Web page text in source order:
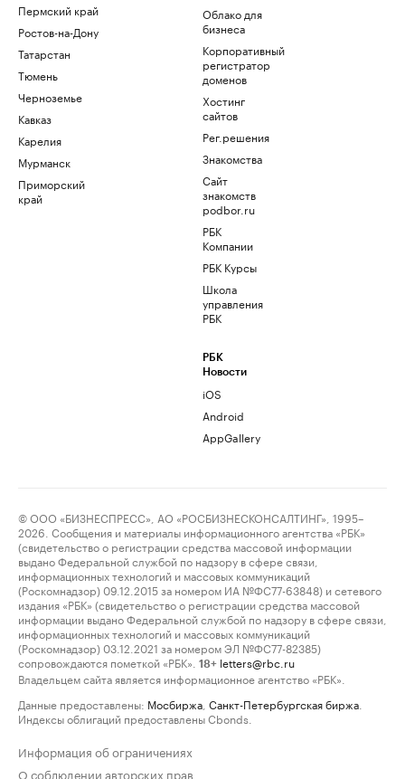
Пермский край
Ростов-на-Дону
Татарстан
Тюмень
Черноземье
Кавказ
Карелия
Мурманск
Приморский
край
Облако для
бизнеса
Корпоративный
регистратор
доменов
Хостинг
сайтов
Рег.решения
Знакомства
Сайт
знакомств
podbor.ru
РБК
Компании
РБК Курсы
Школа
управления
РБК
РБК
Новости
iOS
Android
AppGallery
© ООО «БИЗНЕСПРЕСС», АО «РОСБИЗНЕСКОНСАЛТИНГ», 1995–
2026. Сообщения и материалы информационного агентства «РБК»
(свидетельство о регистрации средства массовой информации
выдано Федеральной службой по надзору в сфере связи,
информационных технологий и массовых коммуникаций
(Роскомнадзор) 09.12.2015 за номером ИА №ФС77-63848) и сетевого
издания «РБК» (свидетельство о регистрации средства массовой
информации выдано Федеральной службой по надзору в сфере связи,
информационных технологий и массовых коммуникаций
(Роскомнадзор) 03.12.2021 за номером ЭЛ №ФС77-82385)
сопровождаются пометкой «РБК».
18+ letters@rbc.ru
Владельцем сайта является информационное агентство «РБК».
Данные предоставлены: Мосбиржа Санкт-Петербургская биржа
Индексы облигаций предоставлены Cbonds.
Информация об ограничениях
О соблюдении авторских прав